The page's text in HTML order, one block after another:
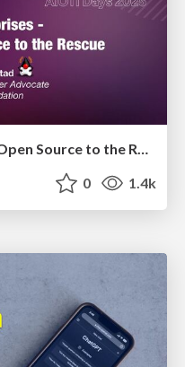
AI in Enterprises - Java and Open Source to the Rescue
0 1.4k